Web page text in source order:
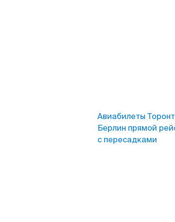
Авиабилеты
Берлин прямой
с пересадками